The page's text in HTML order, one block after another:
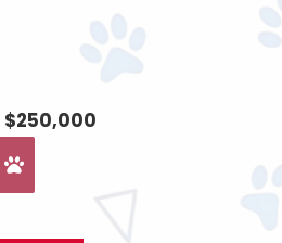
$250,000